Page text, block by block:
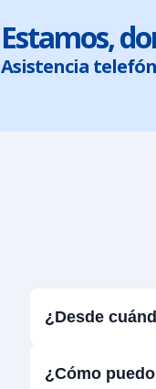
Estamos,
Asistencia
¿Desde
¿Cómo